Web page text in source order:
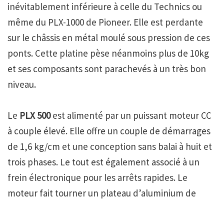
inévitablement inférieure à celle du Technics ou
même du PLX-1000 de Pioneer. Elle est perdante
sur le châssis en métal moulé sous pression de ces
ponts. Cette platine pèse néanmoins plus de 10kg
et ses composants sont parachevés à un très bon
niveau.
Le PLX 500est alimenté par un puissant moteur CC
à couple élevé. Elle offre un couple de démarrages
de 1,6 kg/cm et une conception sans balai à huit et
trois phases. Le tout est également associé à un
frein électronique pour les arrêts rapides. Le
moteur fait tourner un plateau d’aluminium de